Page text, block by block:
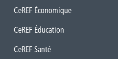
CeREF Économique
CeREF Éducation
CeREF Santé